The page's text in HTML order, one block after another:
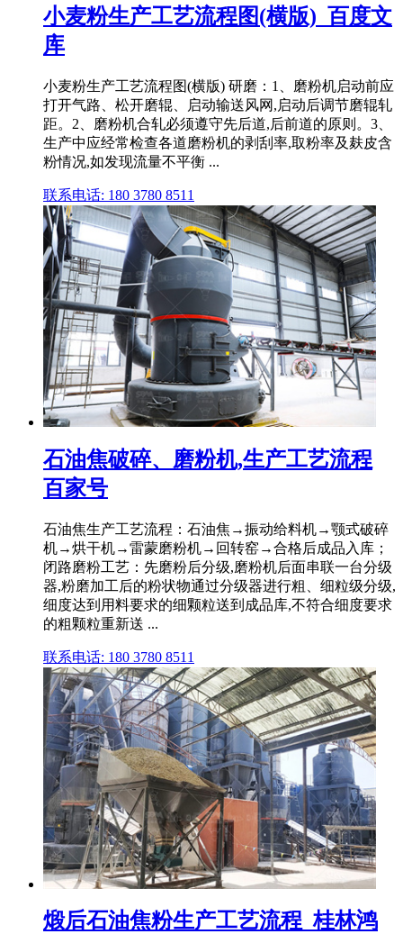
小麦粉生产工艺流程图(横版)_百度文
库
小麦粉生产工艺流程图(横版) 研磨：1、磨粉机启动前应
打开气路、松开磨辊、启动输送风网,启动后调节磨辊轧
距。2、磨粉机合轧必须遵守先后道,后前道的原则。3、
生产中应经常检查各道磨粉机的剥刮率,取粉率及麸皮含
粉情况,如发现流量不平衡 ...
联系电话: 180 3780 8511
石油焦破碎、磨粉机,生产工艺流程
百家号
石油焦生产工艺流程：石油焦→振动给料机→颚式破碎
机→烘干机→雷蒙磨粉机→回转窑→合格后成品入库；
闭路磨粉工艺：先磨粉后分级,磨粉机后面串联一台分级
器,粉磨加工后的粉状物通过分级器进行粗、细粒级分级,
细度达到用料要求的细颗粒送到成品库,不符合细度要求
的粗颗粒重新送 ...
联系电话: 180 3780 8511
煅后石油焦粉生产工艺流程_桂林鸿